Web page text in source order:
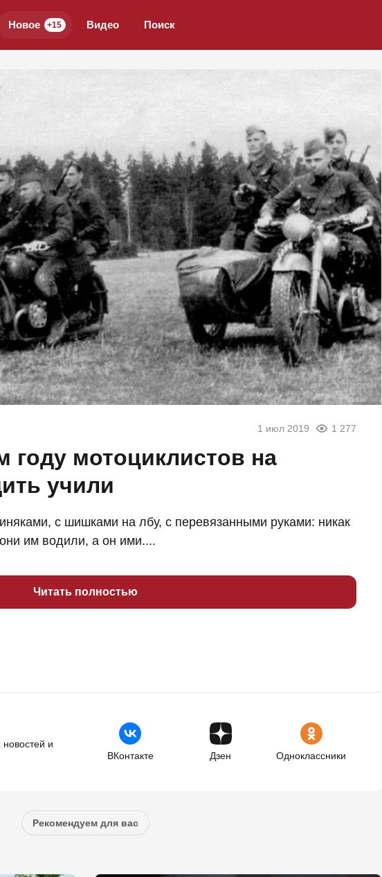
Новое +15 Видео Поиск
1 июл 2019 1 277
году мотоциклистов на
учили
с шишками на лбу, с перевязанными руками: никак
им водили, а он ими....
Читать полностью
новостей и
ВКонтакте Дзен Одноклассники
Рекомендуем для вас